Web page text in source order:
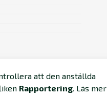
att den anställda
Rapportering. Läs mer